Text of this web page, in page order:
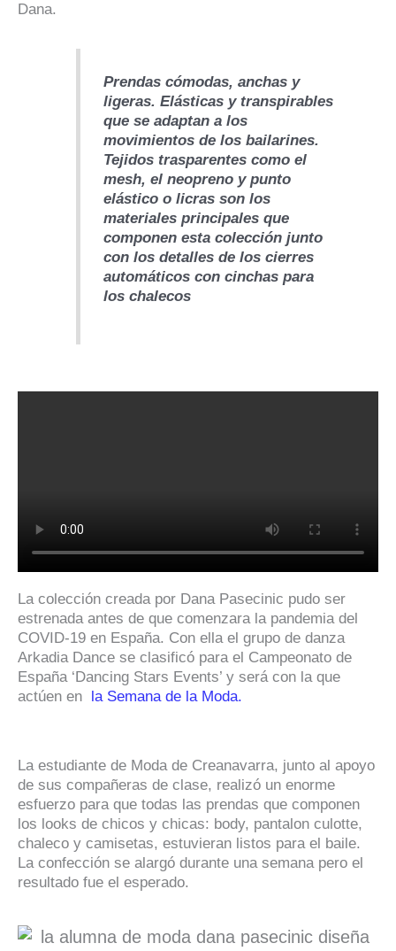
Dana.
Prendas cómodas, anchas y
ligeras. Elásticas y transpirables
que se adaptan a los
movimientos de los bailarines.
Tejidos trasparentes como el
mesh, el neopreno y punto
elástico o licras son los
materiales principales que
componen esta colección junto
con los detalles de los cierres
automáticos con cinchas para
los chalecos
La colección creada por Dana Pasecinic pudo ser
estrenada antes de que comenzara la pandemia del
COVID-19 en España. Con ella el grupo de danza
Arkadia Dance se clasificó para el Campeonato de
España ‘Dancing Stars Events’ y será con la que
actúen en
la Semana de la Moda.
La estudiante de Moda de Creanavarra, junto al apoyo
de sus compañeras de clase, realizó un enorme
esfuerzo para que todas las prendas que componen
los looks de chicos y chicas: body, pantalon culotte,
chaleco y camisetas, estuvieran listos para el baile.
La confección se alargó durante una semana pero el
resultado fue el esperado.